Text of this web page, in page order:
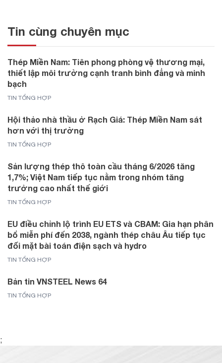
Tin cùng chuyên mục
Thép Miền Nam: Tiên phong phòng vệ thương mại,
thiết lập môi trường cạnh tranh bình đẳng và minh
bạch
TIN TỔNG HỢP
Hội thảo nhà thầu ở Rạch Giá: Thép Miền Nam sát
hơn với thị trường
TIN TỔNG HỢP
Sản lượng thép thô toàn cầu tháng 6/2026 tăng
1,7%; Việt Nam tiếp tục nằm trong nhóm tăng
trưởng cao nhất thế giới
TIN TỔNG HỢP
EU điều chỉnh lộ trình EU ETS và CBAM: Gia hạn phân
bổ miễn phí đến 2038, ngành thép châu Âu tiếp tục
đối mặt bài toán điện sạch và hydro
TIN TỔNG HỢP
Bản tin VNSTEEL News 64
TIN TỔNG HỢP
;